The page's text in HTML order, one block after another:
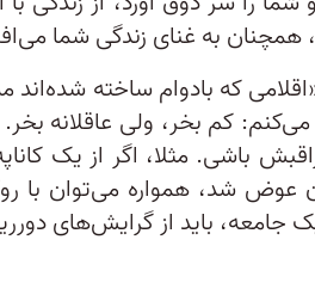
همچنان به غنای زندگی شما
که بادوام ساخته
می‌کنم: کم بخر، ولی عاقلانه
باشی. مثلا، اگر از یک
عوض شد، همواره می‌توان با
جامعه، باید از گرایش‌های